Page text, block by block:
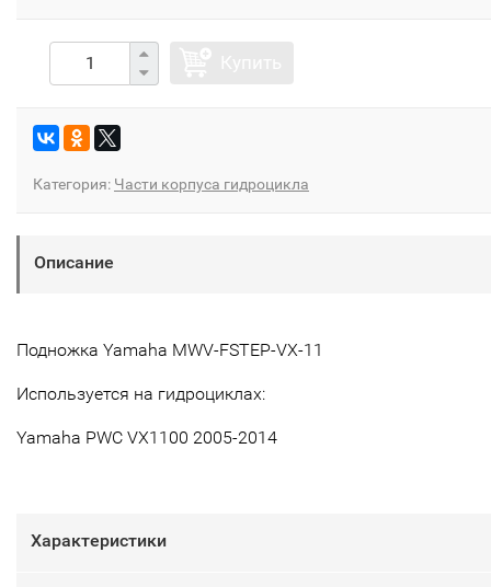
Категория: Части корпуса гидроцикла
Описание
Подножка Yamaha MWV-FSTEP-VX-11
Используется на гидроциклах:
Yamaha PWC VX1100 2005-2014
Характеристики